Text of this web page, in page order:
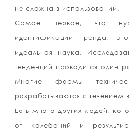
не сложна в использовании.
Самое первое, что
идентификации тренда,
идеальная наука.
тенденций проводится один
Многие формы
разрабатываются с течением
Есть много других людей,
от колебаний и